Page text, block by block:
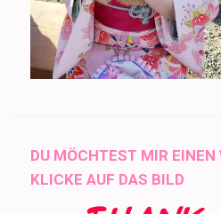
DU MÖCHTEST MIR
KLICKE AUF DAS BILD